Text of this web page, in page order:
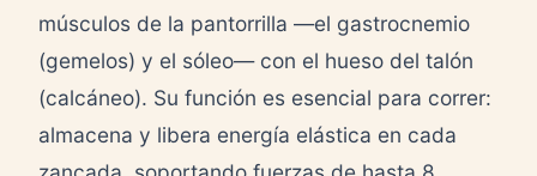
músculos de la pantorrilla —el gastrocnemio
(gemelos) y el sóleo— con el hueso del talón
(calcáneo). Su función es esencial para correr:
almacena y libera energía elástica en cada